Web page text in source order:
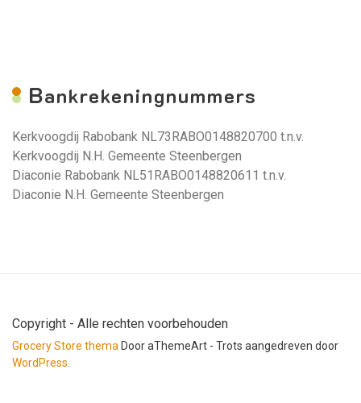
Bankrekeningnummers
Kerkvoogdij Rabobank NL73RABO0148820700 t.n.v.
Kerkvoogdij N.H. Gemeente Steenbergen
Diaconie Rabobank NL51RABO0148820611 t.n.v.
Diaconie N.H. Gemeente Steenbergen
Copyright - Alle rechten voorbehouden
Grocery Store thema Door aThemeArt - Trots aangedreven door
WordPress